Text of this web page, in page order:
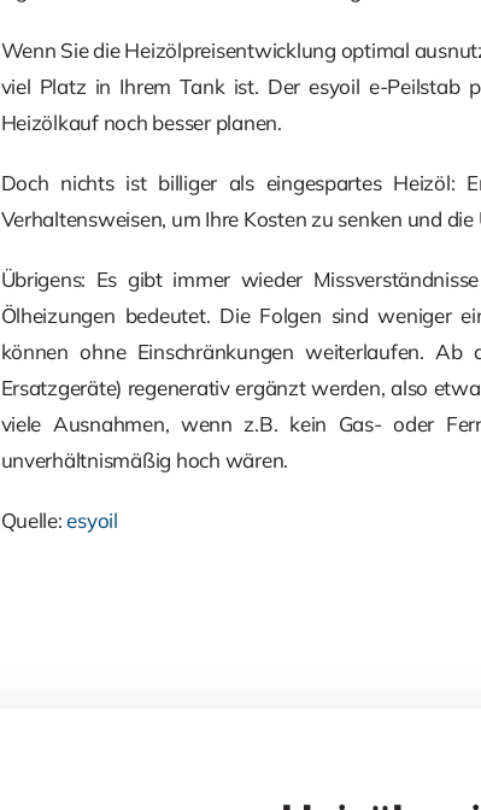
Wenn Sie die Heizölpreisentwicklung optimal
viel Platz in Ihrem Tank ist. Der esyoil e-Peilstab
Heizölkauf noch besser planen.
Doch nichts ist billiger als eingespartes Heizöl:
Verhaltensweisen, um Ihre Kosten zu senken und
Übrigens: Es gibt immer wieder
Ölheizungen bedeutet. Die Folgen sind weniger
können ohne Einschränkungen weiterlaufen.
Ersatzgeräte) regenerativ ergänzt werden, also
viele Ausnahmen, wenn z.B. kein Gas- oder
unverhältnismäßig hoch wären.
Quelle:esyoil